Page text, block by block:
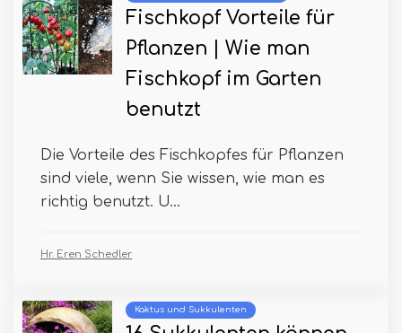
Fischkopf Vorteile für
Pflanzen | Wie man
Fischkopf im Garten
benutzt
Die Vorteile des Fischkopfes für Pflanzen
sind viele, wenn Sie wissen, wie man es
richtig benutzt. U...
Hr. Eren Schedler
Kaktus und Sukkulenten